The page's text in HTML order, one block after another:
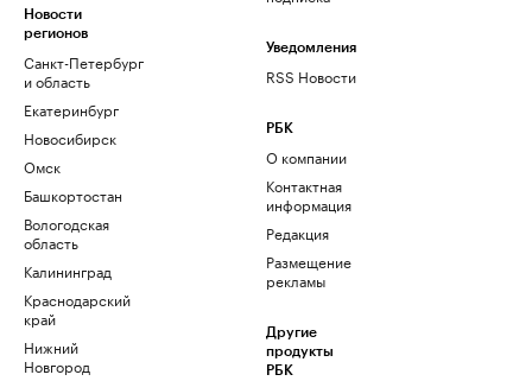
Новости
регионов
Санкт-Петербург
и область
Екатеринбург
Новосибирск
Омск
Башкортостан
Вологодская
область
Калининград
Краснодарский
край
Нижний
Новгород
Уведомления
RSS Новости
РБК
О компании
Контактная
информация
Редакция
Размещение
рекламы
Другие
продукты
РБК